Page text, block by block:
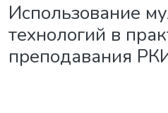
Использование
технологий в
преподавания